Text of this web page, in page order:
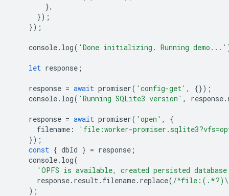
},
});
});
console. log( 'Done initializing. Running demo...'
let response ;
response = await promiser( 'config-get' ,
{});
console. log( 'Running SQLite3 version' , response.
response = await promiser( 'open' ,
{
filename :
'file:worker-
});
const { dbId } = response ;
console. log(
'OPFS is available, created persisted
response. result. filename. replace( /
);